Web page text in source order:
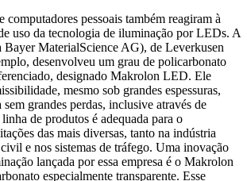
computadores pessoais também reagiram à
uso da tecnologia de iluminação por LEDs. A
MaterialScience AG), de Leverkusen
desenvolveu um grau de policarbonato
designado Makrolon LED. Ele
mesmo sob grandes espessuras,
grandes perdas, inclusive através de
de produtos é adequada para o
das mais diversas, tanto na indústria
e nos sistemas de tráfego. Uma inovação
lançada por essa empresa é o Makrolon
especialmente transparente. Esse